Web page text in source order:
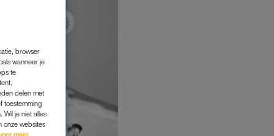
browser
wanneer je
te
delen met
toestemming
Wil je niet alles
onze websites
meer